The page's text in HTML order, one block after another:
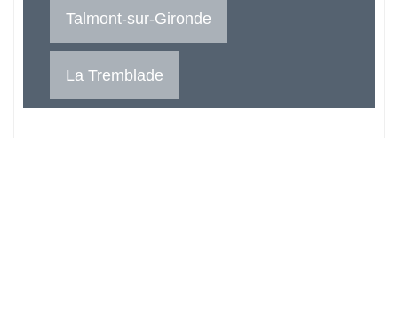
Talmont-sur-Gironde
La Tremblade